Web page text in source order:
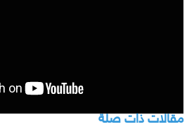
مقالات ذات صلة